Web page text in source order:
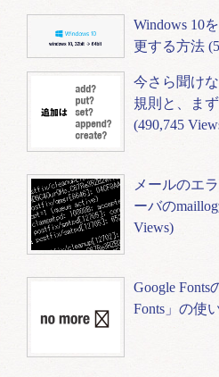
Windows 10
更する方法
今さら聞け
規則と、ま
(490,745
メールのエ
ーバの
Views)
Google
Fonts」の使